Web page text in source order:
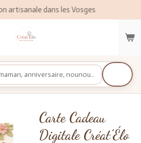
artisanale dans les Vosges
Carte Cadeau
Digitale Créat’Élo